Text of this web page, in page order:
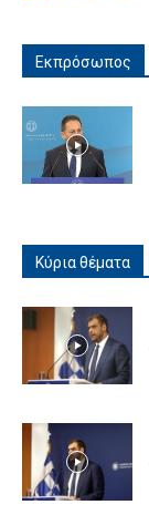
Εκπρόσωπος
Κύρια θέματα